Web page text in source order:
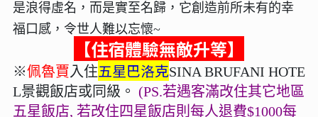
是浪得虛名，而是實至名歸，它創造前所未有的幸
福口感，令世人難以忘懷~
【住宿體驗無敵升等】
※佩魯賈 入住五星巴洛克SINA BRUFANI HOTE
L景觀飯店或同級。 (PS.若遇客滿改住其它地區
五星飯店, 若改住四星飯店則每人退費$1000每